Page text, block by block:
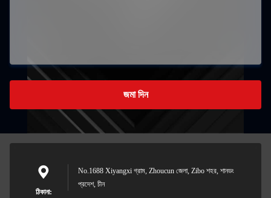
জমা দিন
ঠিকানা:
No.1688 Xiyangxi গ্রাম, Zhoucun জেলা, Zibo শহর, শানডং
প্রদেশ, চীন